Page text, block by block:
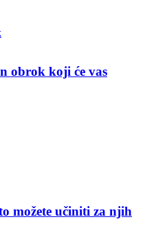
obrok koji će vas
možete učiniti za njih